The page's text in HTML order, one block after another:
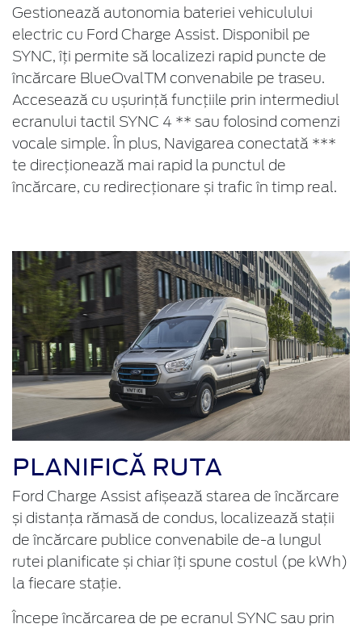
Gestionează autonomia bateriei vehiculului
electric cu Ford Charge Assist. Disponibil pe
SYNC, îți permite să localizezi rapid puncte de
încărcare BlueOvalTM convenabile pe traseu.
Accesează cu ușurință funcțiile prin intermediul
ecranului tactil SYNC 4 ** sau folosind comenzi
vocale simple. În plus, Navigarea conectată ***
te direcționează mai rapid la punctul de
încărcare, cu redirecționare și trafic în timp real.
PLANIFICĂ RUTA
Ford Charge Assist afișează starea de încărcare
și distanța rămasă de condus, localizează stații
de încărcare publice convenabile de-a lungul
rutei planificate și chiar îți spune costul (pe kWh)
la fiecare stație.
Începe încărcarea de pe ecranul SYNC sau prin